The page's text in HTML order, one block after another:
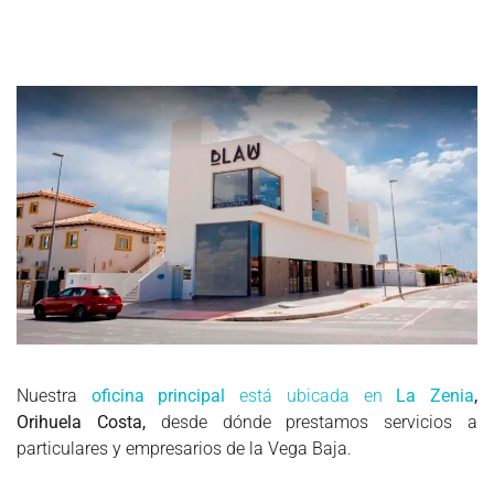
Nuestra oficina principalestá ubicada en La Zenia,
Orihuela Costa, desde dónde prestamos servicios a
particulares y empresarios de la Vega Baja.